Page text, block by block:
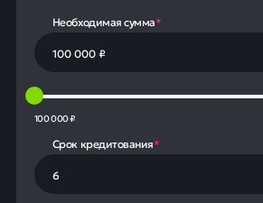
Необходимая сумма*
100 000 ₽
Срок кредитования*